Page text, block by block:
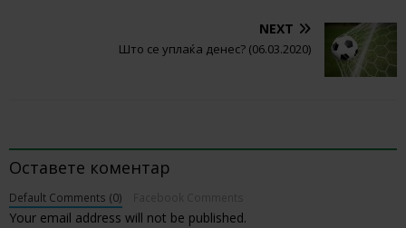
NEXT
Што се уплаќа денес? (06.03.2020)
Оставете коментар
Default Comments (0)
Your email address will not be published.